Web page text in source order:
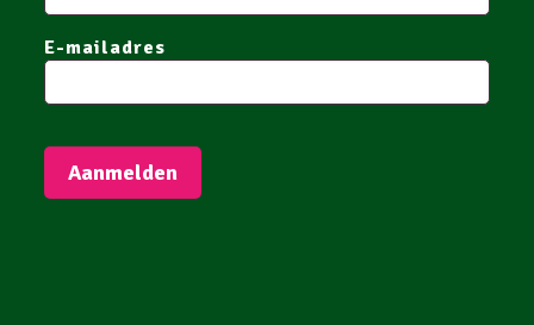
E-mailadres